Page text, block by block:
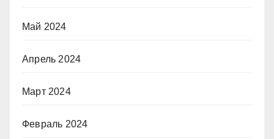
Май 2024
Апрель 2024
Март 2024
Февраль 2024